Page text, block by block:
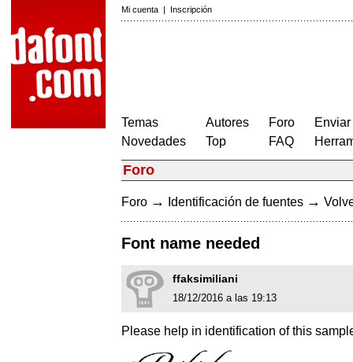
Mi cuenta | Inscripción
Temas
Novedades
Autores
Top
Foro
FAQ
Foro
Foro → Identificación de fuentes →
Font name needed
ffaksimiliani
18/12/2016 a las 19:13
Please help in identification of this